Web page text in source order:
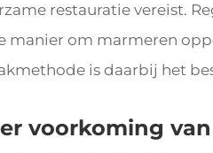
restauratie vereist.
manier om marmeren
is daarbij het
voorkoming